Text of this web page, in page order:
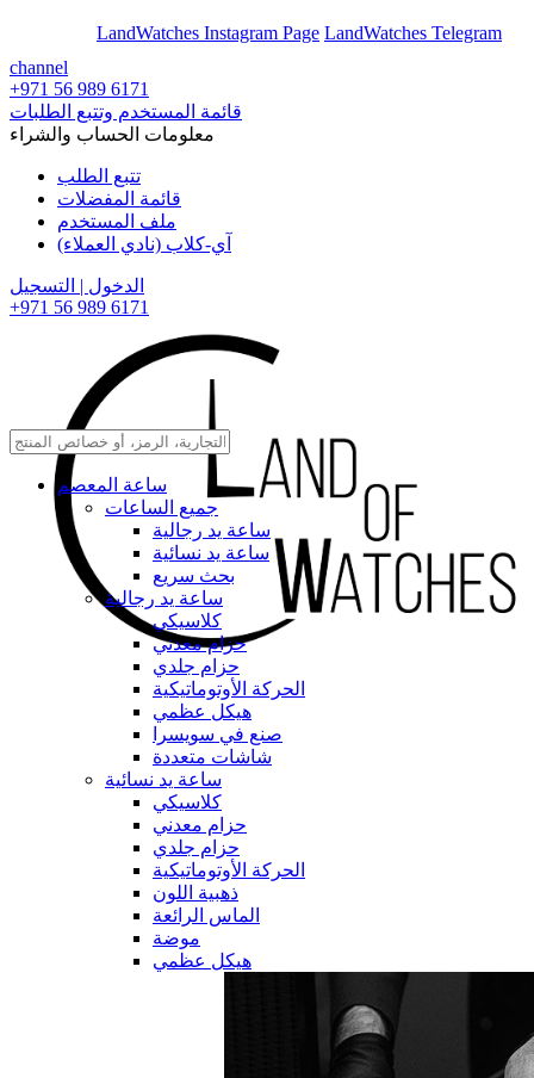
LandWatches Instagram Page LandWatches Telegram
channel
+971 56 989 6171
قائمة المستخدم وتتبع الطلبات
معلومات الحساب والشراء
تتبع الطلب
قائمة المفضلات
ملف المستخدم
آي-كلاب (نادي العملاء)
الدخول | التسجيل
+971 56 989 6171
ساعة المعصم
جميع الساعات
ساعة يد رجالية
ساعة يد نسائية
بحث سريع
ساعة يد رجالية
كلاسيكي
حزام معدني
حزام جلدي
الحركة الأوتوماتيكية
هيكل عظمي
صنع في سويسرا
شاشات متعددة
ساعة يد نسائية
كلاسيكي
حزام معدني
حزام جلدي
الحركة الأوتوماتيكية
ذهبية اللون
الماس الرائعة
موضة
هيكل عظمي